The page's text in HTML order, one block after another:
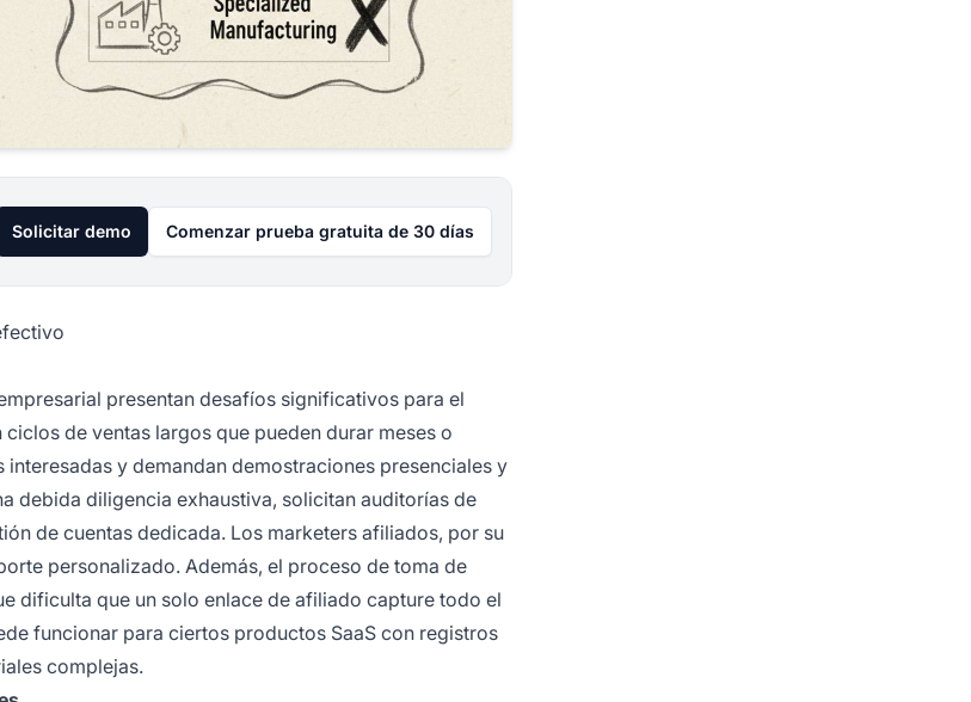
Solicitar demo Comenzar prueba gratuita de 30 días
presentan desafíos significativos para el
de ventas largos que pueden durar meses o
y demandan demostraciones presenciales y
debida diligencia exhaustiva, solicitan auditorías de
de cuentas dedicada. Los marketers afiliados, por su
personalizado. Además, el proceso de toma de
dificulta que un solo enlace de afiliado capture todo el
funcionar para ciertos productos SaaS con registros
complejas.